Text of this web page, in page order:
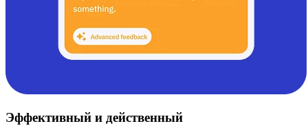
Эффективный и действенный